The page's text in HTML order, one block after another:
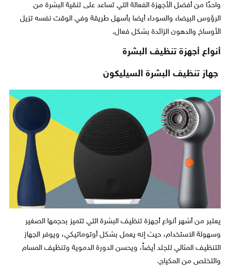
واحدًا من أفضل الأجهزة الفعالة التي تساعد على تنقية البشرة من
الرؤوس البيضاء والسوداء أيضا بأسهل طريقة وفي الوقت نفسه تزيل
الأوساخ والدهون الزائدة بشكل فعال.
أنواع أجهزة تنظيف البشرة
جهاز تنظيف البشرة السيليكون
يعتبر من أشهر أنواع أجهزة تنظيف البشرة التي تتميز بحجمها الصغير
وسهولة الاستخدام، حيث إنه يعمل بشكل أوتوماتيكي، ويوفر الجهاز
التنظيف المثالي للجلد أيضاً، ويحسن الدورة الدموية وتنظيف المسام
والتخلص من المكياج.